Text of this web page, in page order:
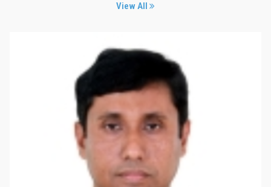
View All
Kazi Mohammad Mahbubur
Rahma্‌n , professor, Department
of political science